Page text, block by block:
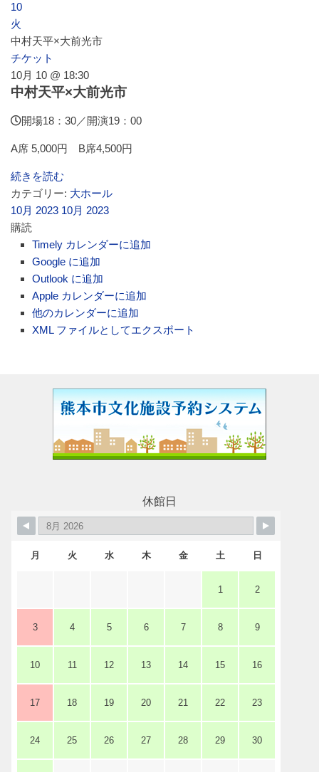
10
火
中村天平×大前光市
チケット
10月 10 @ 18:30
中村天平×大前光市
開場18：30／開演19：00
A席 5,000円 B席4,500円
続きを読む
カテゴリー: 大ホール
10月 2023 10月 2023
購読
Timely カレンダーに追加
Google に追加
Outlook に追加
Apple カレンダーに追加
他のカレンダーに追加
XML ファイルとしてエクスポート
休館日
月 火 水 木 金 土 日
1 2
3 4 5 6 7 8 9
10 11 12 13 14 15 16
17 18 19 20 21 22 23
24 25 26 27 28 29 30